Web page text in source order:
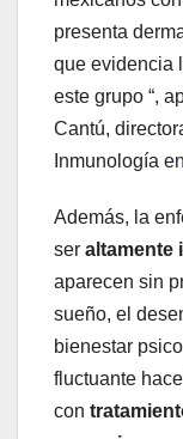
presenta
que evidencia
este grupo “,
Cantú,
Inmunología en
Además, la
ser altamente
aparecen sin
sueño, el
bienestar
fluctuante
con